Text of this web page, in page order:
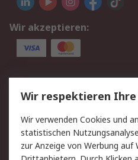
Wir akzeptieren:
Service
Value Added Services
Rücksendungen
Hilfe
Wir respektieren
Wir verwenden Cookies und
statistischen
zur Anzeige von Werbung auf